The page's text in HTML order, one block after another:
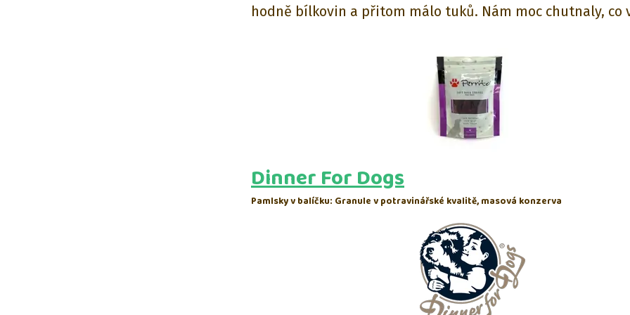
hodně bílkovin a přitom málo tuků. Nám moc chutnaly, co
Dinner For Dogs
Pamlsky v balíčku: Granule v potravinářské kvalitě, masová konzerva